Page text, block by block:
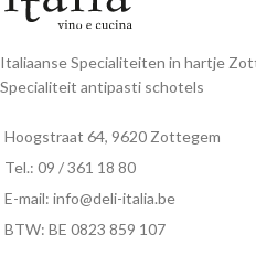
Italiaanse Specialiteiten in hartje
Specialiteit antipasti schotels
Hoogstraat 64, 9620 Zottegem
Tel.: 09 / 361 18 80
E-mail: info@deli-italia.be
BTW: BE 0823 859 107